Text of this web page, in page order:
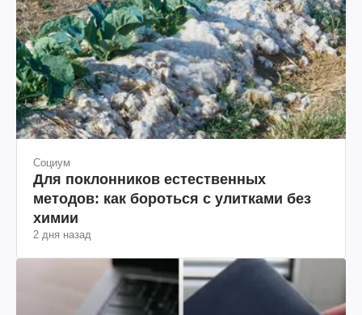
Социум
Для поклонников естественных
методов: как бороться с улитками без
химии
2 дня назад